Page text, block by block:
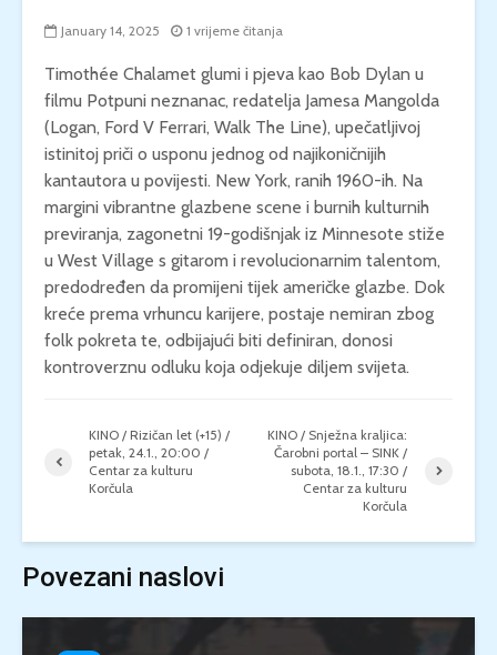
January 14, 2025 1 vrijeme čitanja
Timothée Chalamet glumi i pjeva kao Bob Dylan u
filmu Potpuni neznanac, redatelja Jamesa Mangolda
(Logan, Ford V Ferrari, Walk The Line), upečatljivoj
istinitoj priči o usponu jednog od najikoničnijih
kantautora u povijesti. New York, ranih 1960-ih. Na
margini vibrantne glazbene scene i burnih kulturnih
previranja, zagonetni 19-godišnjak iz Minnesote stiže
u West Village s gitarom i revolucionarnim talentom,
predodređen da promijeni tijek američke glazbe. Dok
kreće prema vrhuncu karijere, postaje nemiran zbog
folk pokreta te, odbijajući biti definiran, donosi
kontroverznu odluku koja odjekuje diljem svijeta.
KINO / Rizičan let (+15) /
petak, 24.1., 20:00 /
Centar za kulturu
Korčula
KINO / Snježna kraljica:
Čarobni portal – SINK /
subota, 18.1., 17:30 /
Centar za kulturu
Korčula
Povezani naslovi